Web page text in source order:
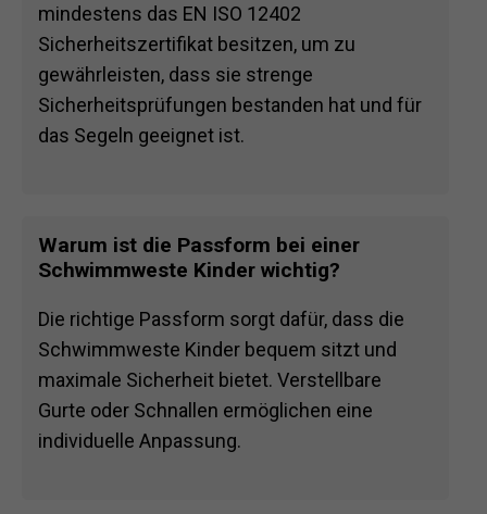
mindestens das EN ISO 12402
Sicherheitszertifikat besitzen, um zu
gewährleisten, dass sie strenge
Sicherheitsprüfungen bestanden hat und für
das Segeln geeignet ist.
Warum ist die Passform bei einer
Schwimmweste Kinder wichtig?
Die richtige Passform sorgt dafür, dass die
Schwimmweste Kinder bequem sitzt und
maximale Sicherheit bietet. Verstellbare
Gurte oder Schnallen ermöglichen eine
individuelle Anpassung.